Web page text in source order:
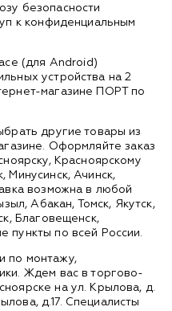
безопасности
к конфиденциальным
(для Android)
устройства на 2
магазине ПОРТ по
другие товары из
Оформляйте заказ
Красноярскому
Минусинск, Ачинск,
возможна в любой
Абакан, Томск, Якутск,
Благовещенск,
пункты по всей России.
по монтажу,
Ждем вас в торгово-
на ул. Крылова, д.
д.17. Специалисты